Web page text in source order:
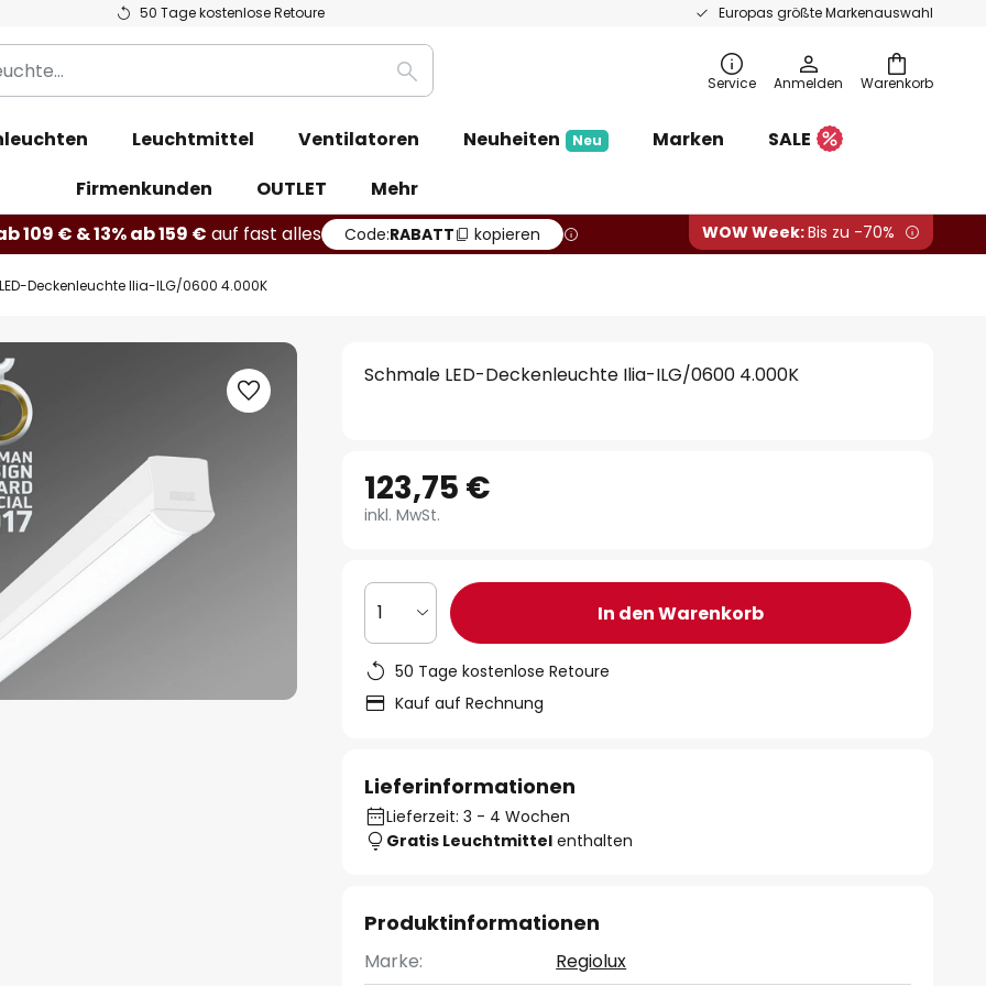
50 Tage kostenlose Retoure Europas größte Markenauswahl
Warenkorb
Suche Service Anmelden
Leuchtmittel Ventilatoren Neuheiten Neu Marken
SALE
Firmenkunden
OUTLET
Mehr
109 € & 13% ab 159 € auf fast alles Code:RABATT kopieren WOW Week:Bis zu -70%
Deckenleuchte Ilia-ILG/0600 4.000K
Schmale LED-Deckenleuchte Ilia-ILG/0600 4.000K
123,75 €
inkl. MwSt.
1 In den Warenkorb
50 Tage kostenlose Retoure
Kauf auf Rechnung
Lieferinformationen
Lieferzeit: 3 - 4 Wochen
Gratis Leuchtmittel enthalten
Produktinformationen
Marke:
Regiolux